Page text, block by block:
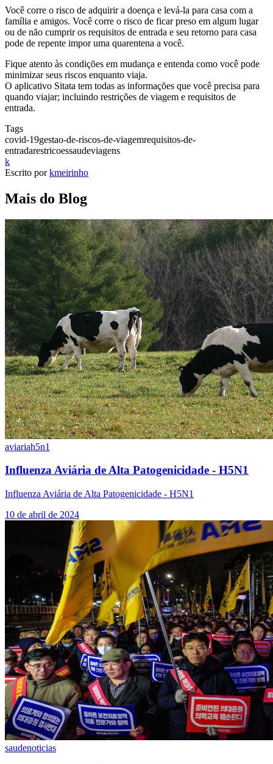
Você corre o risco de adquirir a doença e levá-la para casa com a
família e amigos. Você corre o risco de ficar preso em algum lugar
ou de não cumprir os requisitos de entrada e seu retorno para casa
pode de repente impor uma quarentena a você.
Fique atento às condições em mudança e entenda como você pode
minimizar seus riscos enquanto viaja.
O aplicativo Sitata tem todas as informações que você precisa para
quando viajar; incluindo restrições de viagem e requisitos de
entrada.
Tags
covid-19gestao-de-riscos-de-viagemrequisitos-de-
entradarestricoessaudeviagens
k
Escrito por kmeirinho
Mais do Blog
aviariah5n1
Influenza Aviária de Alta Patogenicidade - H5N1
Influenza Aviária de Alta Patogenicidade - H5N1
10 de abril de 2024
saudenoticias